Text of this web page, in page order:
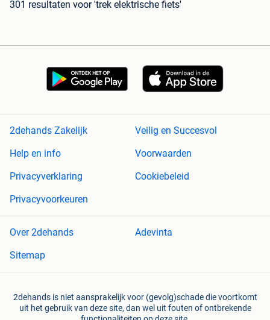
301 resultaten voor 'trek elektrische fiets'
2dehands Zakelijk
Veilig en Succesvol
Help en info
Voorwaarden
Privacyverklaring
Cookiebeleid
Privacyvoorkeuren
Over 2dehands
Adevinta
Sitemap
2dehands is niet aansprakelijk voor (gevolg)schade die voortkomt
uit het gebruik van deze site, dan wel uit fouten of ontbrekende